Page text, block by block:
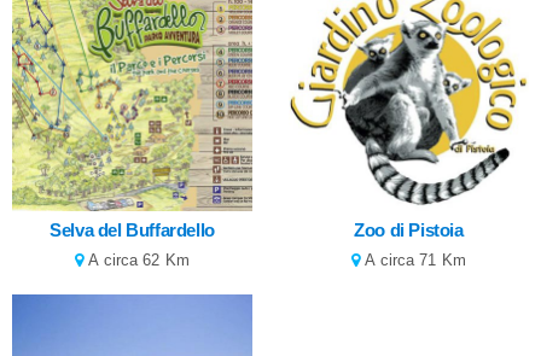
Selva del Buffardello
A circa 62 Km
Zoo di Pistoia
A circa 71 Km